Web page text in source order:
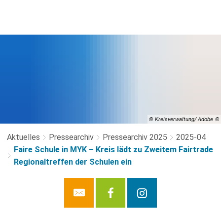
© Kreisverwaltung/ Adobe
Aktuelles Pressearchiv Pressearchiv 2025
2025-04
Faire Schule in MYK – Kreis lädt zu Zweitem Fairtrade
Regionaltreffen der Schulen ein